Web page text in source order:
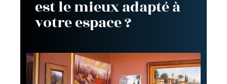
est le mieux adapté à
votre espace ?